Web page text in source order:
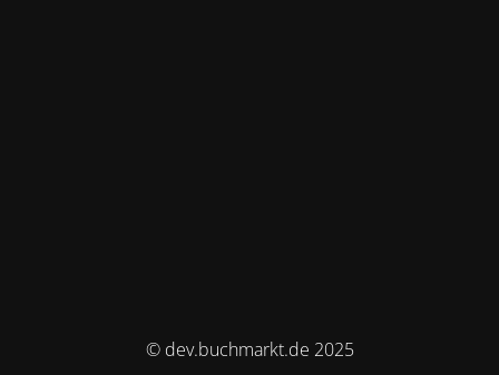
© dev.buchmarkt.de 2025